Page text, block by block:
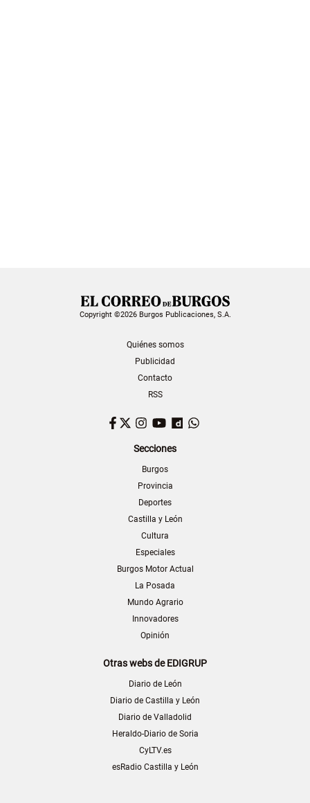
Copyright ©2026 Burgos Publicaciones, S.A.
Quiénes somos
Publicidad
Contacto
RSS
Facebook
TwitterInstagram
YouTubeDailymotion
Secciones
Burgos
Provincia
Deportes
Castilla y León
Cultura
Especiales
Burgos Motor Actual
La Posada
Mundo Agrario
Innovadores
Opinión
Otras webs de EDIGRUP
Diario de León
Diario de Castilla y León
Diario de Valladolid
Heraldo-Diario de Soria
CyLTV.es
esRadio Castilla y León